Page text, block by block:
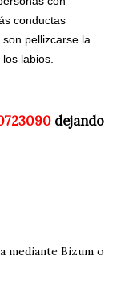
conductas
pellizcarse la
labios.
dejando
mediante Bizum o